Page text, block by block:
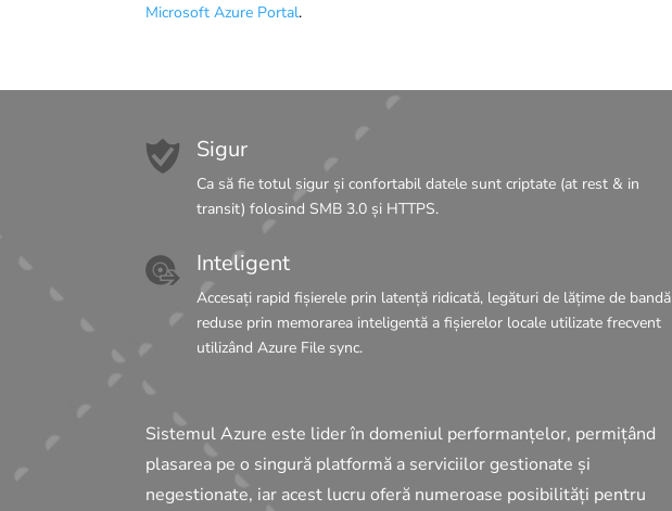
Microsoft Azure Portal.
Sigur
Ca să fie totul sigur și confortabil datele sunt criptate (at rest & in
transit) folosind SMB 3.0 și HTTPS.
Inteligent
Accesați rapid fișierele prin latență ridicată, legături de lățime de bandă
reduse prin memorarea inteligentă a fișierelor locale utilizate frecvent
utilizând Azure File sync.
Sistemul Azure este lider în domeniul performanțelor, permițând
plasarea pe o singură platformă a serviciilor gestionate și
negestionate, iar acest lucru oferă numeroase posibilități pentru